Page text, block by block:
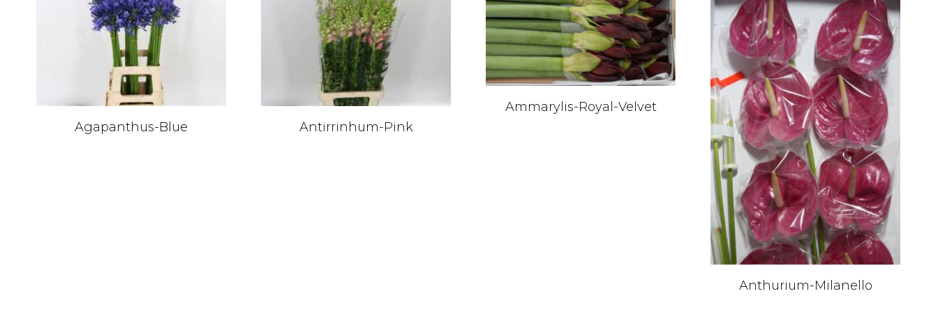
Agapanthus-Blue Antirrinhum-Pink
Ammarylis-Royal-Velvet
Anthurium-Milanello